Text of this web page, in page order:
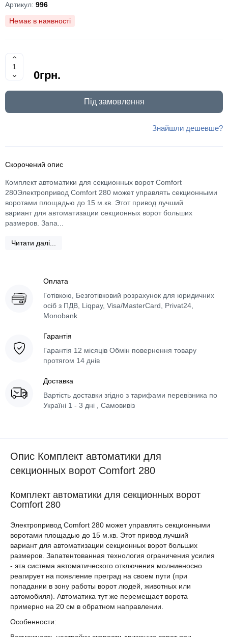
Артикул: 996
Немає в наявності
0грн.
Під замовлення
Знайшли дешевше?
Скорочений опис
Комплект автоматики для секционных ворот Comfort
280Электропривод Comfort 280 может управлять секционными
воротами площадью до 15 м.кв. Этот привод лучший
вариант для автоматизации секционных ворот больших
размеров. Запа...
Читати далі...
Оплата
Готівкою, Безготівковий розрахунок для юридичних
осіб з ПДВ, Liqpay, Visa/MasterCard, Privat24,
Monobank
Гарантія
Гарантія 12 місяців Обмін повернення товару
протягом 14 днів
Доставка
Вартість доставки згідно з тарифами перевізника по
Україні 1 - 3 дні , Самовивіз
Опис Комплект автоматики для
секционных ворот Comfort 280
Комплект автоматики для секционных ворот
Comfort 280
Электропривод Comfort 280 может управлять секционными
воротами площадью до 15 м.кв. Этот привод лучший
вариант для автоматизации секционных ворот больших
размеров. Запатентованная технология ограничения усилия
- эта система автоматического отключения молниеносно
реагирует на появление преград на своем пути (при
попадании в зону работы ворот людей, животных или
автомобиля). Автоматика тут же перемещает ворота
примерно на 20 см в обратном направлении.
Особенности: